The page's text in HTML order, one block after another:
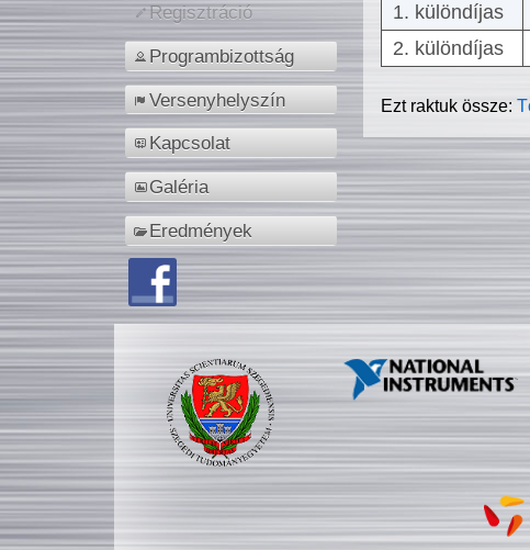
Regisztráció
Programbizottság
Versenyhelyszín
Kapcsolat
Galéria
Eredmények
1. különdíjas
2. különdíjas
Ezt raktuk össze: